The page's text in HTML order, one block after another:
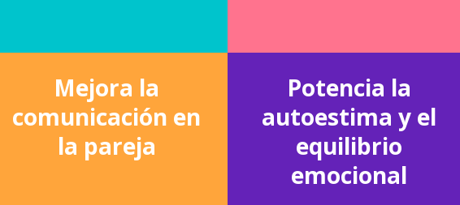
Mejora la
comunicación en
la pareja
Potencia la
autoestima y el
equilibrio
emocional